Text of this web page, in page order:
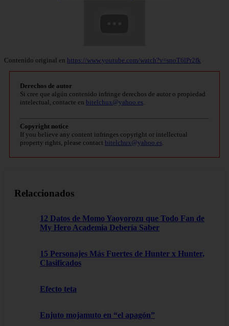
Contenido original en https://www.youtube.com/watch?v=snoT6lPr2fk
Derechos de autor
Si cree que algún contenido infringe derechos de autor o propiedad
intelectual, contacte en bitelchux@yahoo.es.
Copyright notice
If you believe any content infringes copyright or intellectual
property rights, please contact bitelchux@yahoo.es.
Relaccionados
12 Datos de Momo Yaoyorozu que Todo Fan de
My Hero Academia Debería Saber
15 Personajes Más Fuertes de Hunter x Hunter,
Clasificados
Efecto teta
Enjuto mojamuto en “el apagón”